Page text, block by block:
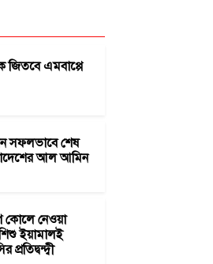
জিতবে এমবাপ্পে
সফলভাবে শেষ
আল আমিন
নেওয়া
ইয়ামালই